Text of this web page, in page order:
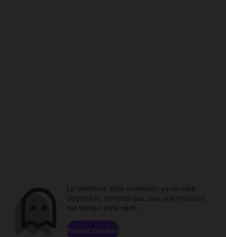
Lo sentimos. Este contenido ya no está
disponible, tendrás que usar una máquina
del tiempo para verlo.
Buscar canales